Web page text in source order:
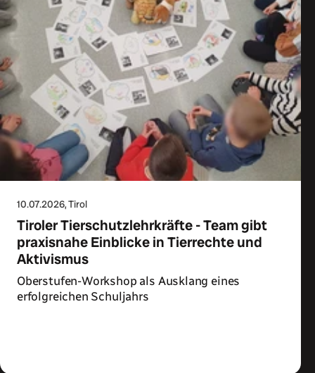
10.07.2026, Tirol
Tiroler Tierschutzlehrkräfte - Team gibt
praxisnahe Einblicke in Tierrechte und
Aktivismus
Oberstufen-Workshop als Ausklang eines
erfolgreichen Schuljahrs